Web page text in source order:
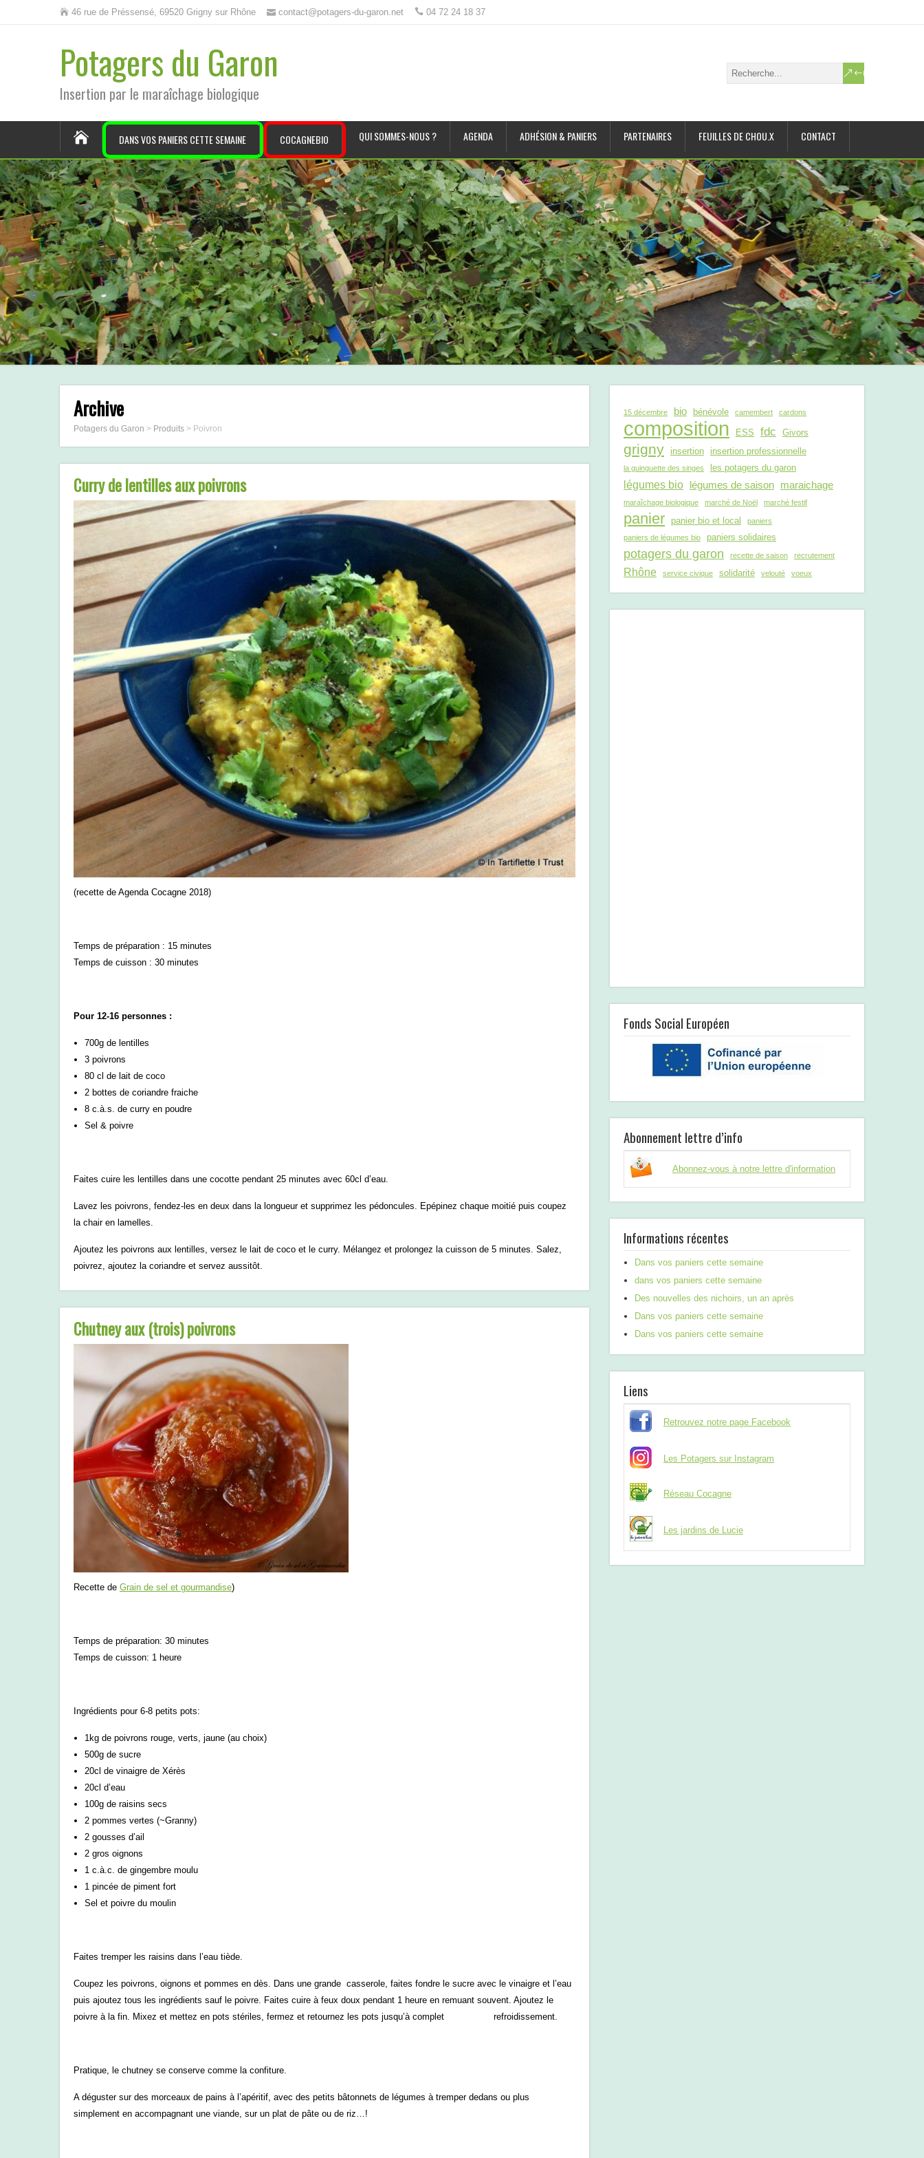
46 rue de Préssensé, 69520 Grigny sur Rhône contact@potagers-du-garon.net 04 72 24 18 37
Potagers du Garon
Insertion par le maraîchage biologique
DANS VOS PANIERS CETTE SEMAINE COCAGNEBIO QUI SOMMES-NOUS ? AGENDA ADHÉSION & PANIERS PARTENAIRES FEUILLES DE CHOU.X CONTACT
Archive
Potagers du Garon > Produits > Poivron
Curry de lentilles aux poivrons
(recette de Agenda Cocagne 2018)
Temps de préparation : 15 minutes
Temps de cuisson : 30 minutes
Pour 12-16 personnes :
700g de lentilles
3 poivrons
80 cl de lait de coco
2 bottes de coriandre fraiche
8 c.à.s. de curry en poudre
Sel & poivre
Faites cuire les lentilles dans une cocotte pendant 25 minutes avec 60cl d’eau.
Lavez les poivrons, fendez-les en deux dans la longueur et supprimez les pédoncules. Epépinez chaque moitié puis coupez
la chair en lamelles.
Ajoutez les poivrons aux lentilles, versez le lait de coco et le curry. Mélangez et prolongez la cuisson de 5 minutes. Salez,
poivrez, ajoutez la coriandre et servez aussitôt.
Chutney aux (trois) poivrons
Recette de Grain de sel et gourmandise)
Temps de préparation: 30 minutes
Temps de cuisson: 1 heure
Ingrédients pour 6-8 petits pots:
1kg de poivrons rouge, verts, jaune (au choix)
500g de sucre
20cl de vinaigre de Xérès
20cl d’eau
100g de raisins secs
2 pommes vertes (~Granny)
2 gousses d’ail
2 gros oignons
1 c.à.c. de gingembre moulu
1 pincée de piment fort
Sel et poivre du moulin
Faites tremper les raisins dans l’eau tiède.
Coupez les poivrons, oignons et pommes en dès. Dans une grande casserole, faites fondre le sucre avec le vinaigre et l’eau
puis ajoutez tous les ingrédients sauf le poivre. Faites cuire à feux doux pendant 1 heure en remuant souvent. Ajoutez le
poivre à la fin. Mixez et mettez en pots stériles, fermez et retournez les pots jusqu’à complet refroidissement.
Pratique, le chutney se conserve comme la confiture.
A déguster sur des morceaux de pains à l’apéritif, avec des petits bâtonnets de légumes à tremper dedans ou plus
simplement en accompagnant une viande, sur un plat de pâte ou de riz…!
15 décembre bio bénévole camembert cardons
composition ESS fdc Givors
grigny insertion insertion professionnelle
la guinguette des singes les potagers du garon
légumes bio légumes de saison maraichage
maraîchage biologique marché de Noël marché festif
panier panier bio et local
paniers
paniers de légumes bio
paniers solidaires
potagers du garon recette de saison recrutement
Rhône service civique solidarité velouté voeux
Fonds Social Européen
Abonnement lettre d’info
Abonnez-vous à notre lettre d'information
Informations récentes
Dans vos paniers cette semaine
dans vos paniers cette semaine
Des nouvelles des nichoirs, un an après
Dans vos paniers cette semaine
Dans vos paniers cette semaine
Liens
Retrouvez notre page Facebook
Les Potagers sur Instagram
Réseau Cocagne
Les jardins de Lucie